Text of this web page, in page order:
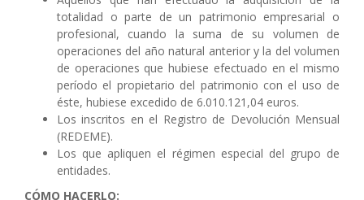
totalidad o parte de un patrimonio empresarial o
profesional, cuando la suma de su volumen de
operaciones del año natural anterior y la del volumen
de operaciones que hubiese efectuado en el mismo
período el propietario del patrimonio con el uso de
éste, hubiese excedido de 6.010.121,04 euros.
Los inscritos en el Registro de Devolución Mensual
(REDEME).
Los que apliquen el régimen especial del grupo de
entidades.
CÓMO HACERLO: